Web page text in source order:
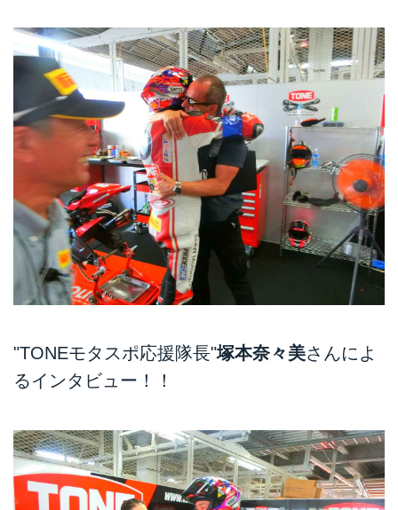
"TONEモタスポ応援隊長"塚本奈々美さんによ
るインタビュー！！